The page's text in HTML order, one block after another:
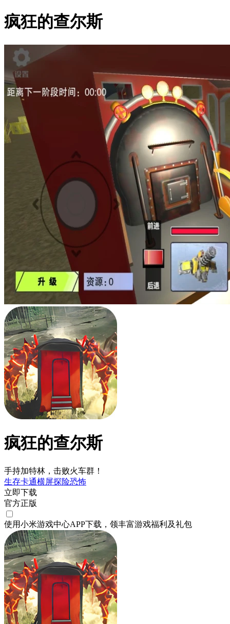
疯狂的查尔斯
疯狂的查尔斯
手持加特林，击败火车群！
生存卡通横屏探险恐怖
立即下载
官方正版
使用小米游戏中心APP下载 ，领丰富游戏福利 及礼包